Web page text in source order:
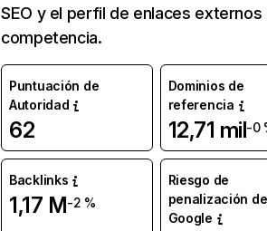
SEO y el perfil de enlaces externos
competencia.
Puntuación de
Autoridad
62
Dominios de
referencia
12,71 mil-0
Backlinks
1,17 M-2 %
Riesgo de
penalización de
Google